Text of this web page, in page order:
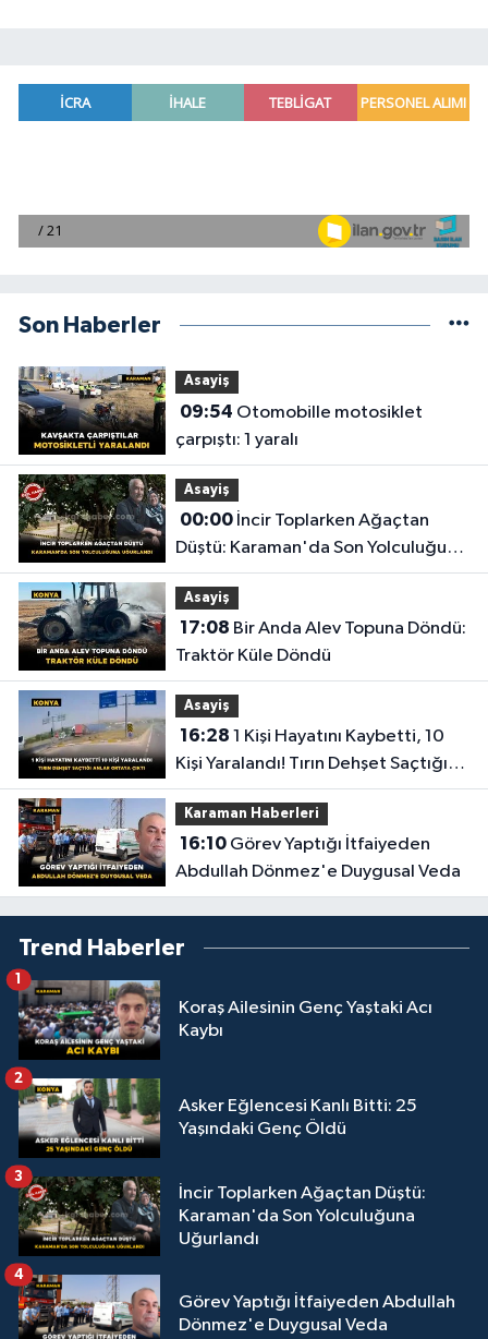
Son Haberler
Asayiş
09:54
çarpıştı: 1 yaralı
Asayiş
00:00İncir Toplarken Ağaçtan
Düştü: Karaman'da Son Yolculuğuna
Uğurlandı
Asayiş
17:08
Traktör Küle Döndü
Asayiş
16:28
Kişi Yaralandı! Tırın Dehşet Saçtığı
Anlar Ortaya Çıktı
Karaman Haberleri
16:10Görev Yaptığı İtfaiyeden
Abdullah Dönmez'e Duygusal Veda
Trend Haberler
Koraş Ailesinin Genç Yaştaki Acı
Kaybı
1
Asker Eğlencesi Kanlı Bitti: 25
Yaşındaki Genç Öldü
2
İncir Toplarken Ağaçtan Düştü:
Karaman'da Son Yolculuğuna
Uğurlandı
3
Görev Yaptığı İtfaiyeden Abdullah
Dönmez'e Duygusal Veda
4